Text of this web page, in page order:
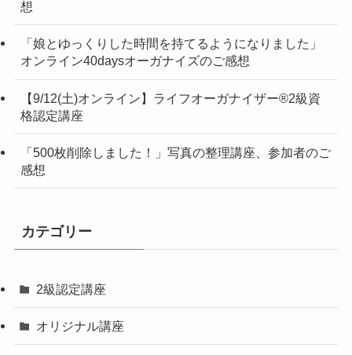
想
「娘とゆっくりした時間を持てるようになりました」
オンライン40daysオーガナイズのご感想
【9/12(土)オンライン】ライフオーガナイザー®︎2級資
格認定講座
「500枚削除しました！」写真の整理講座、参加者のご
感想
カテゴリー
2級認定講座
オリジナル講座